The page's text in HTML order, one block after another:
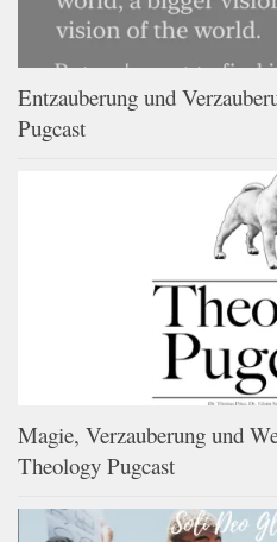
Entzauberung und
Pugcast
Magie, Verzauberung und
Theology Pugcast